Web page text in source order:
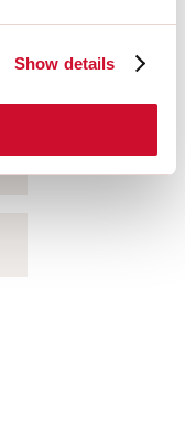
Show details